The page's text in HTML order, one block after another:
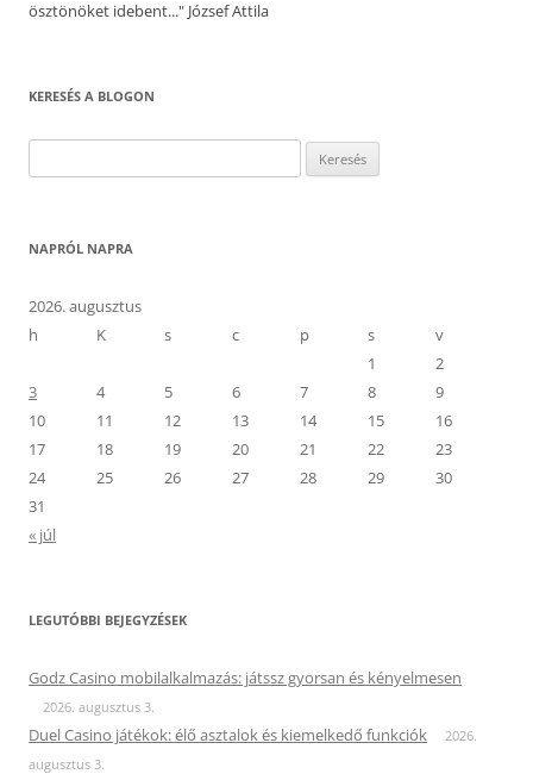
ösztönöket idebent..." József Attila
KERESÉS A BLOGON
NAPRÓL NAPRA
2026. augusztus
h
K s c p s
v
1
2
3
4 5 6 7 8
9
10
11 12 13 14 15
16
17
18 19 20 21 22
23
24
25 26 27 28 29
30
31
« júl
LEGUTÓBBI BEJEGYZÉSEK
Godz Casino mobilalkalmazás: játssz gyorsan és kényelmesen
2026. augusztus 3.
Duel Casino játékok: élő asztalok és kiemelkedő funkciók
2026.
augusztus 3.